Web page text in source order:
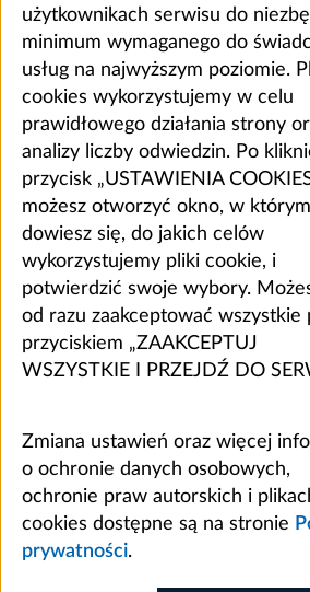
użytkownikach serwisu do
minimum wymaganego do
usług na najwyższym poziomie.
cookies wykorzystujemy w celu
prawidłowego działania strony
analizy liczby odwiedzin. Po
przycisk „USTAWIENIA
możesz otworzyć okno, w którym
dowiesz się, do jakich celów
wykorzystujemy pliki cookie, i
potwierdzić swoje wybory.
od razu zaakceptować wszystkie
przyciskiem „ZAAKCEPTUJ
WSZYSTKIE I PRZEJDŹ DO
Zmiana ustawień oraz więcej
o ochronie danych osobowych,
ochronie praw autorskich i
cookies dostępne są na stronie
prywatności.